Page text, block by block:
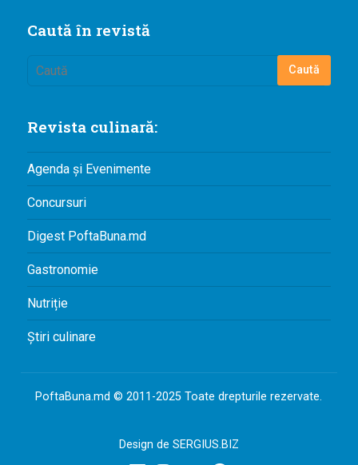
Caută în revistă
Revista culinară:
Agenda și Evenimente
Concursuri
Digest PoftaBuna.md
Gastronomie
Nutriție
Știri culinare
PoftaBuna.md © 2011-2025 Toate drepturile rezervate.
Design de SERGIUS.BIZ